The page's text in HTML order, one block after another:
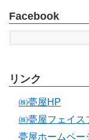
Facebook
リンク
㈱甍屋HP
㈱甍屋フェイス
甍屋ホームペー